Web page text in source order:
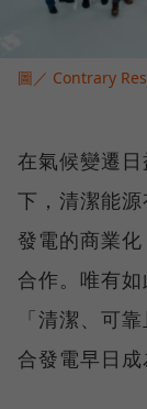
圖／ Contrary
在氣候變遷
下，清潔能
發電的商業
合作。唯有
「清潔、可
合發電早日成